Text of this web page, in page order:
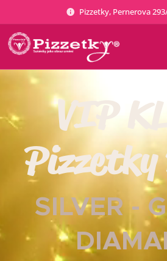
Pizzetky, Pernerova
VIP
SILVER -